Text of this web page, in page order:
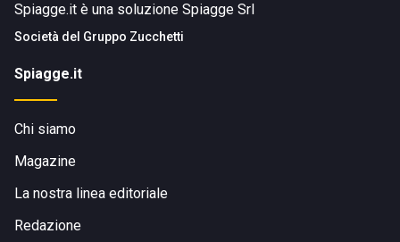
Spiagge.it è una soluzione Spiagge Srl
Società del Gruppo Zucchetti
Spiagge.it
Chi siamo
Magazine
La nostra linea editoriale
Redazione